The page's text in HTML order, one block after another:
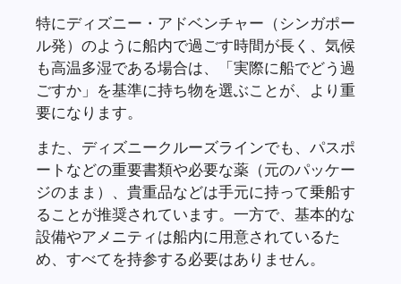
特にディズニー・アドベンチャー（シンガポー
ル発）のように船内で過ごす時間が長く、気候
も高温多湿である場合は、「実際に船でどう過
ごすか」を基準に持ち物を選ぶことが、より重
要になります。
また、ディズニークルーズラインでも、パスポ
ートなどの重要書類や必要な薬（元のパッケー
ジのまま）、貴重品などは手元に持って乗船す
ることが推奨されています。一方で、基本的な
設備やアメニティは船内に用意されているた
め、すべてを持参する必要はありません。